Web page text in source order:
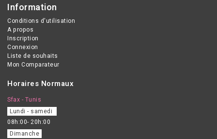
Information
Conditions d'utilisation
A propos
Inscription
Connexion
Liste de souhaits
Mon Comparateur
Horaires Normaux
Sfax - Tunis
Lundi - samedi
08h:00- 20h:00
Dimanche